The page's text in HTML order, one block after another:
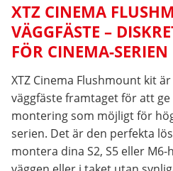
XTZ CINEMA
VÄGGFÄSTE –
FÖR CINEMA-SERIEN
XTZ Cinema Flushmount kit
väggfäste framtaget för att
montering som möjligt för
serien. Det är den perfekta
montera dina S2, S5 eller